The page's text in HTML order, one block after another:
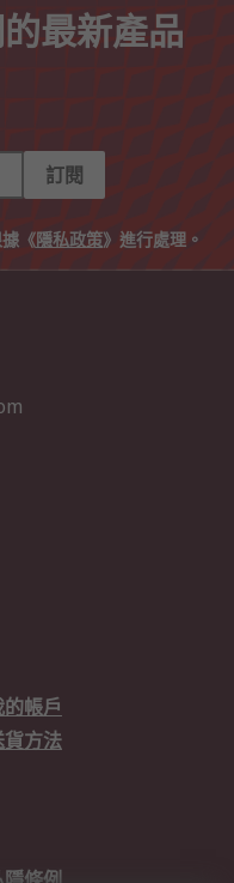
最新產品
訂閱
《隱私政策》進行處理。
的帳戶
貨方法